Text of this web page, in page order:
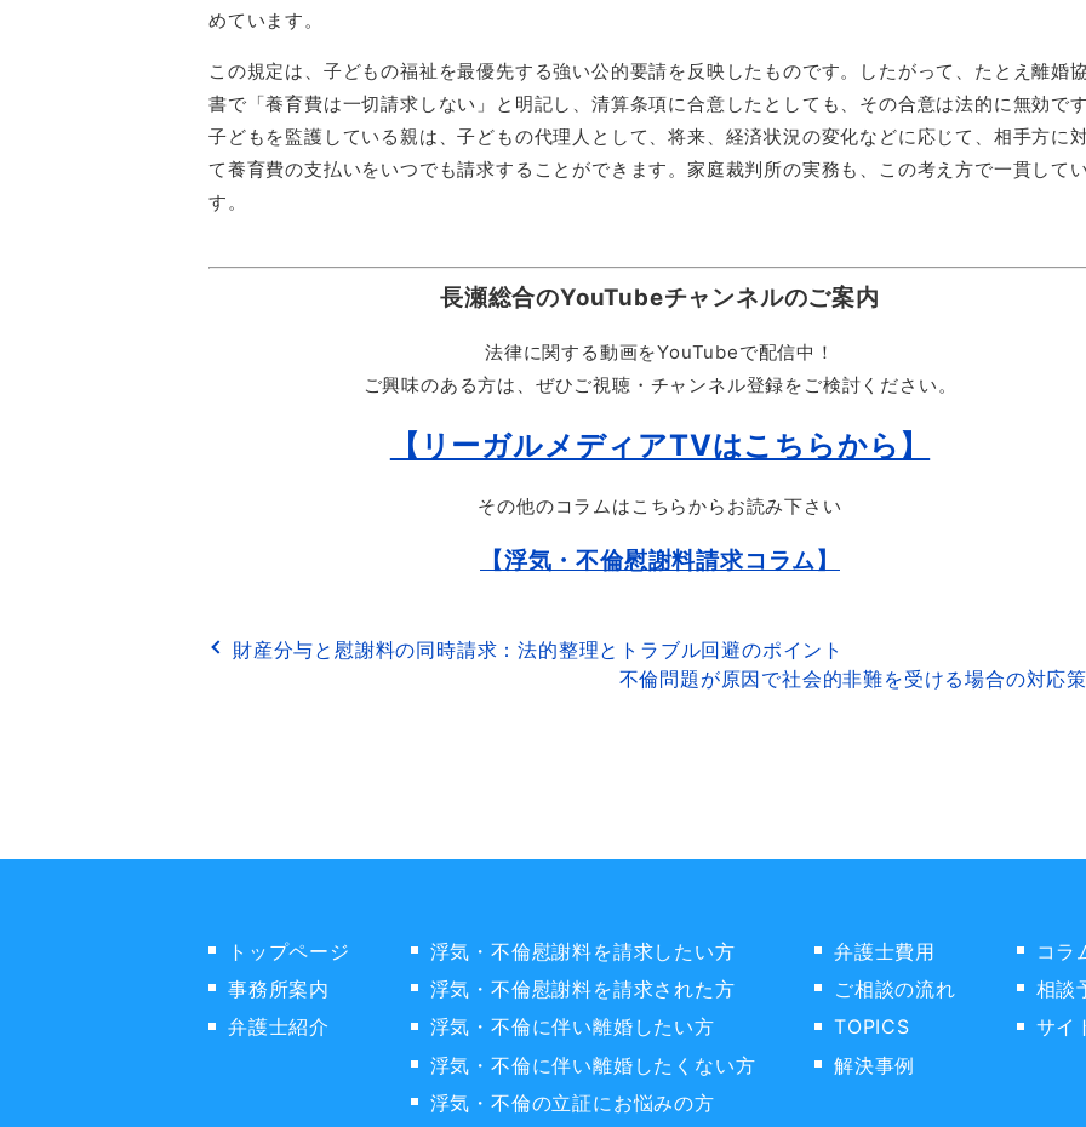
めています。
この規定は、子どもの福祉を最優先する強い公的要請を反映したものです。したがって、たとえ離婚
書で「養育費は一切請求しない」と明記し、清算条項に合意したとしても、その合意は法的に無効です
子どもを監護している親は、子どもの代理人として、将来、経済状況の変化などに応じて、相手方に
て養育費の支払いをいつでも請求することができます。家庭裁判所の実務も、この考え方で一貫して
す。
長瀬総合のYouTubeチャンネルのご案内
法律に関する動画をYouTubeで配信中！
ご興味のある方は、ぜひご視聴・チャンネル登録をご検討ください。
【リーガルメディアTVはこちらから】
その他のコラムはこちらからお読み下さい
【浮気・不倫慰謝料請求コラム】
財産分与と慰謝料の同時請求：法的整理とトラブル回避のポイント
不倫問題が原因で社会的非難を受ける場合の対応策
トップページ
事務所案内
弁護士紹介
浮気・不倫慰謝料を請求したい方
浮気・不倫慰謝料を請求された方
浮気・不倫に伴い離婚したい方
浮気・不倫に伴い離婚したくない方
浮気・不倫の立証にお悩みの方
弁護士費用
ご相談の流れ
TOPICS
解決事例
コラ
相談
サイ